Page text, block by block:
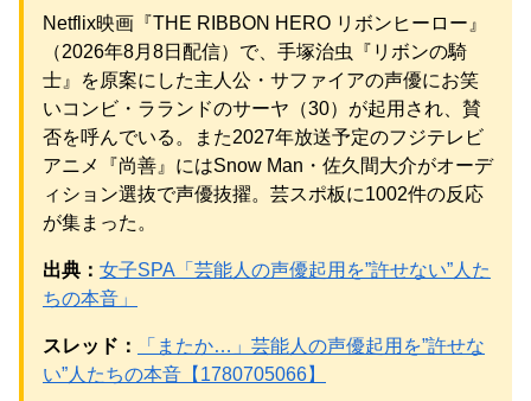
外の返事に家族騒然となり… NEW!
嫁と子作り中なんだけどこうなるｗｗｗ
NEW!
【速報】 『有吉の夏休み』、とんでもない発表をしてしま
う！！！！！
NEW!
【完全まとめ】親の介護と老後の不安｜ガル民のリアル体
験談を総整理 NEW!
【物議】元TBSアナ山本里菜が離婚報告→”宝物”発言にガル
民総ツッコミｗｗｗ NEW!
元AKB社長、22億円申告漏れ 乃木坂46運営会社の株式を
パチンコ京楽産業に譲渡【ノース・リバー】【窪田康志】
元AKB社長、22億円申告漏れ 乃木坂46運営会社の株式を
パチンコ京楽産業に譲渡【ノース・リバー】【窪田康志】
Netflix映画『THE RIBBON HERO リボンヒーロー』
（2026年8月8日配信）で、手塚治虫『リボンの騎
士』を原案にした主人公・サファイアの声優にお笑
いコンビ・ラランドのサーヤ（30）が起用され、賛
否を呼んでいる。また2027年放送予定のフジテレビ
アニメ『尚善』にはSnow Man・佐久間大介がオーデ
ィション選抜で声優抜擢。芸スポ板に1002件の反応
が集まった。
出典： 女子SPA「芸能人の声優起用を”許せない”人た
ちの本音」
スレッド：
「またか…」芸能人の声優起用を”許せな
い”人たちの本音【1780705066】